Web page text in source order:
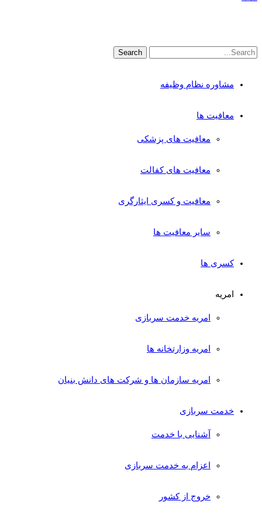
مشاوره نظام وظیفه
معافیت ها
معافیت های پزشکی
معافیت های کفالت
معافیت و کسری ایثارگری
سایر معافیت ها
کسری ها
امریه
امریه خدمت سربازی
امریه وزارتخانه ها
امریه سازمان ها و شرکت های دانش بنیان
خدمت سربازی
آشنایی با خدمت
اعزام به خدمت سربازی
خروج از کشور